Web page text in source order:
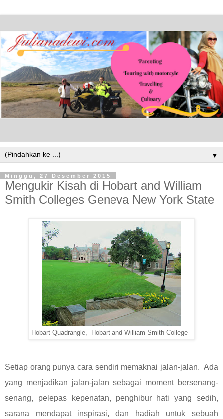
▼
Minggu, 27 Desember 2015
Mengukir Kisah di Hobart and William
Smith Colleges Geneva New York State
Hobart Quadrangle, Hobart and William Smith College
Setiap orang punya cara sendiri memaknai jalan-jalan. Ada
yang menjadikan jalan-jalan sebagai moment bersenang-
senang, pelepas kepenatan, penghibur hati yang sedih,
sarana mendapat inspirasi, dan hadiah untuk sebuah